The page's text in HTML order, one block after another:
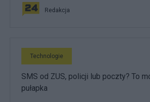
Redakcja
Technologie
SMS od ZUS, policji lub poczty? To
pułapka